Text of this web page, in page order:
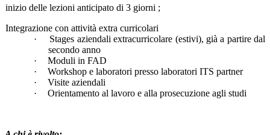
inizio delle lezioni anticipato di 3 giorni ;
Integrazione con attività extra curricolari
·
Stages aziendali extracurricolare (estivi), già a partire dal
secondo anno
·
Moduli in FAD
·
Workshop e laboratori presso laboratori ITS partner
·
Visite aziendali
·
Orientamento al lavoro e alla prosecuzione agli studi